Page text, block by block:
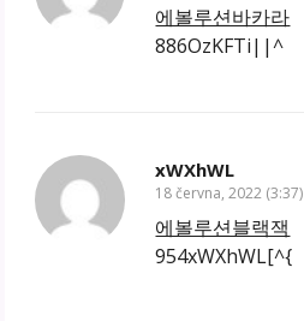
에볼루션바카라
886OzKFTi||^
xWXhWL
18 června, 2022 (3:37)
에볼루션블랙잭
954xWXhWL[^{